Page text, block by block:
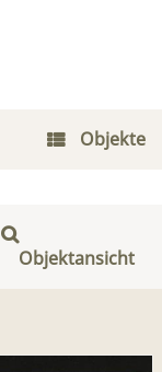
Objekte
Objektansicht